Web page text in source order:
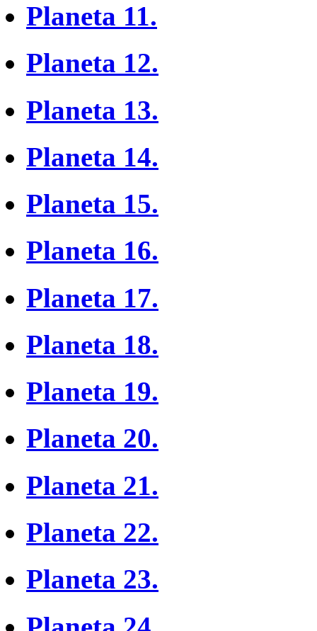
Planeta 11.
Planeta 12.
Planeta 13.
Planeta 14.
Planeta 15.
Planeta 16.
Planeta 17.
Planeta 18.
Planeta 19.
Planeta 20.
Planeta 21.
Planeta 22.
Planeta 23.